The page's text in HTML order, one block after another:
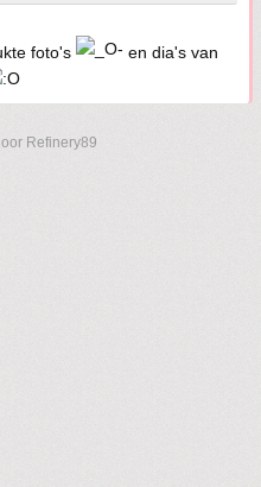
foto's
en dia's van
Refinery89